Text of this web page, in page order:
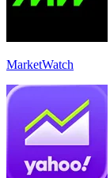
MarketWatch